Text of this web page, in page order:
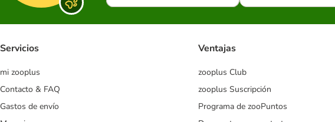
Servicios
mi zooplus
Contacto & FAQ
Gastos de envío
Ventajas
zooplus Club
zooplus Suscripción
Programa de zooPuntos